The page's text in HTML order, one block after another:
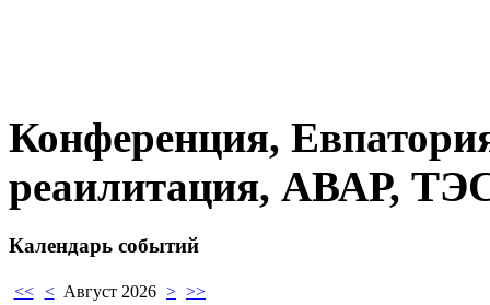
Конференция,
реаилитация, АВАР,
Календарь событий
<< < Август 2026 > >>